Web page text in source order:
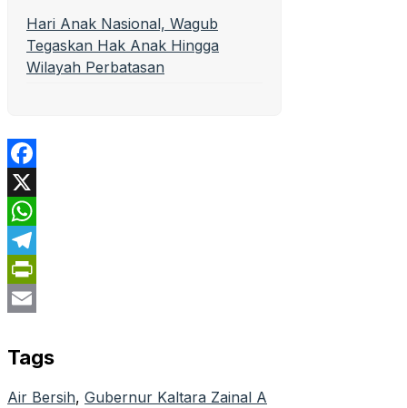
Hari Anak Nasional, Wagub
Tegaskan Hak Anak Hingga
Wilayah Perbatasan
Facebook
X
WhatsApp
Telegram
PrintFriendly
Tags
Air Bersih, Gubernur Kaltara Zainal A